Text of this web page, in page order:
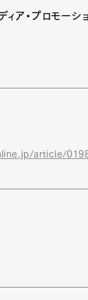
ア・プロモーシ
article/